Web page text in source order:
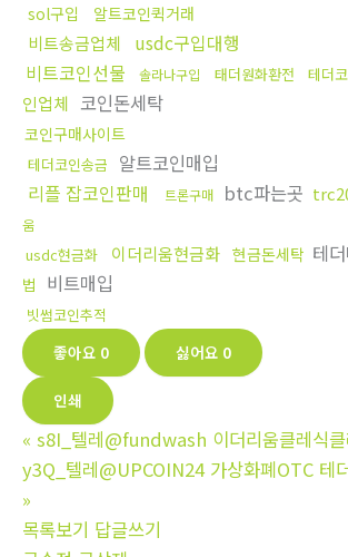
sol구입 알트코인퀵거래
비트송금업체
usdc구입대행
비트코인선물
솔라나구입 태더원화환전 테더
인업체 코인돈세탁
코인구매사이트
테더코인송금
알트코인매입
리플 잡코인판매
트론구매 btc파는곳
움
usdc현금화 이더리움현금화 현금돈세탁 테
법 비트매입
빗썸코인추적
좋아요 0 싫어요 0
인쇄
« s8I_텔레@fundwash 이더리움클레식
y3Q_텔레@UPCOIN24 가상화폐OTC 테
»
목록보기 답글쓰기